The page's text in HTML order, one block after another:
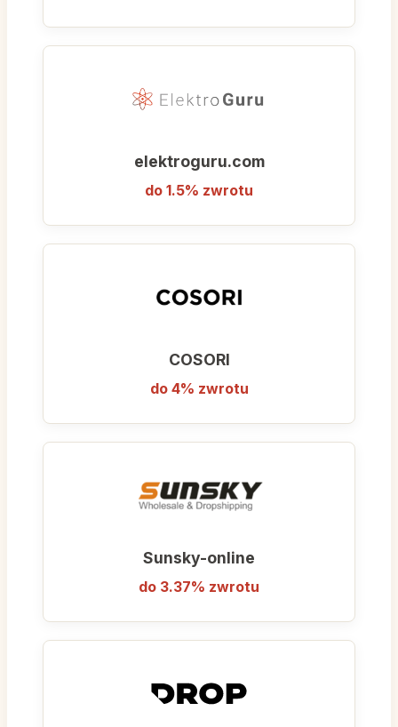
graficznej, jak i dla rodziny planującej zakup
nowego telewizora czy ekspresu do kawy,
internetowych z lokalną dostępnością.
elektroguru.com
do 1.5% zwrotu
COSORI
do 4% zwrotu
Sunsky-online
do 3.37% zwrotu